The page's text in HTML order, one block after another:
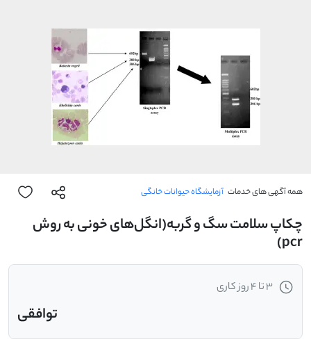
همه آگهی های خدمات آزمایشگاه حیوانات خانگی
چکاپ سلامت سگ و گربه(انگل‌‌‌‌‌های خونی به روش
pcr)
3 تا 4 روز کاری
توافقی